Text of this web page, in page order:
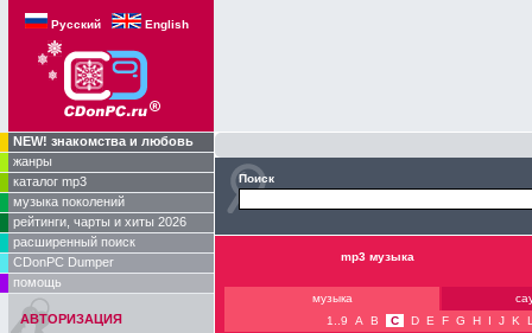
Русский English
NEW! знакомства и любовь
жанры
каталог mp3
музыка поколений
рейтинги, чарты и хиты 2026
расширенный поиск
CDonPC Dumper
помощь
АВТОРИЗАЦИЯ
Поиск
mp3 музыка
музыка
1..9
A B C D E F G H I J K